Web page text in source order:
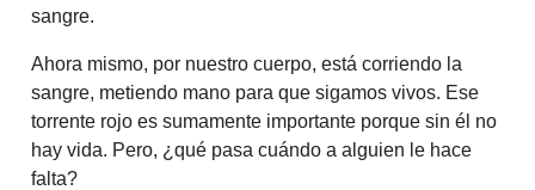
sangre.
Ahora mismo, por nuestro cuerpo, está corriendo la
sangre, metiendo mano para que sigamos vivos. Ese
torrente rojo es sumamente importante porque sin él no
hay vida. Pero, ¿qué pasa cuándo a alguien le hace
falta?